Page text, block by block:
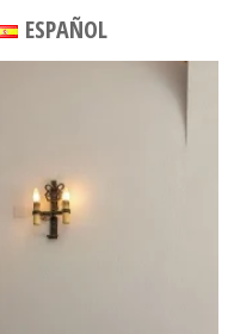
ESPAÑOL